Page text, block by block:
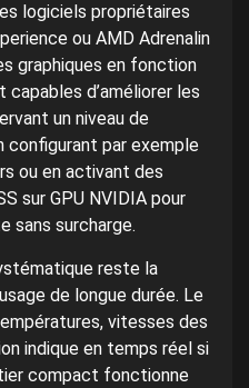
logiciels propriétaires
ou AMD Adrenalin
graphiques en fonction
d’améliorer les
un niveau de
par exemple
ou en activant des
sur GPU NVIDIA pour
sans surcharge.
reste la
de longue durée. Le
vitesses des
indique en temps réel si
compact fonctionne